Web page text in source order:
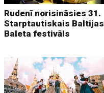
Rudenī norisināsies 31.
Starptautiskais Baltijas
Baleta festivāls